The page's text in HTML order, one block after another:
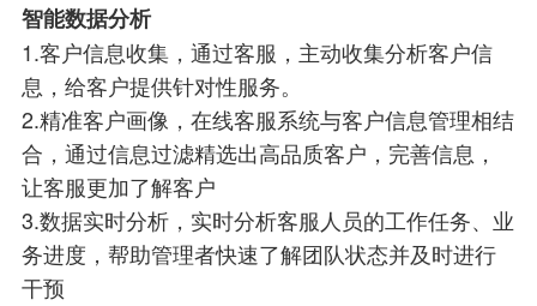
智能数据分析
1.客户信息收集，通过客服，主动收集分析客户信
息，给客户提供针对性服务。
2.精准客户画像，在线客服系统与客户信息管理相结
合，通过信息过滤精选出高品质客户，完善信息，
让客服更加了解客户
3.数据实时分析，实时分析客服人员的工作任务、业
务进度，帮助管理者快速了解团队状态并及时进行
干预